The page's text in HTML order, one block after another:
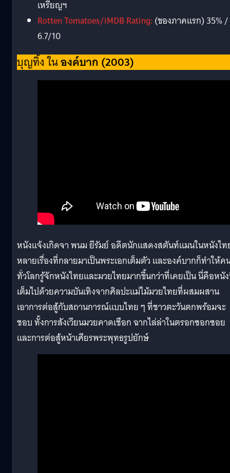
เหรียญฯ
Rotten Tomatoes/iMDB Rating:(ของภาคแรก) 35% /
6.7/10
บุญทิ้ง ในองค์บาก (2003)
หนังแจ้งเกิดจา พนม ยีรัมย์ อดีตนักแสดงสตันท์แมนในหนังไ
หลายเรื่องที่กลายมาเป็นพระเอกเต็มตัว และองค์บากก็ทำให้ค
ทั่วโลกรู้จักหนังไทยและมวยไทยมากขึ้นกว่าที่เคยเป็น นี่คือหนั
เต็มไปด้วยความบันเทิงจากศิลปะแม่ไม้มวยไทยที่ผสมผสาน
เอาการต่อสู้กับสถานการณ์แบบไทย ๆ ที่ชาวตะวันตกพร้อมจะ
ชอบ ทั้งการสังเวียนมวยคาดเชือก ฉากไล่ล่าในตรอกซอกซอย
และการต่อสู้หน้าเศียรพระพุทธรูปยักษ์